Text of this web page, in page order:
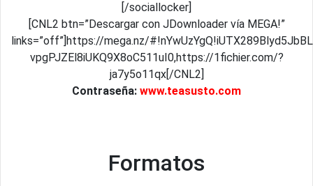
[/sociallocker]
[CNL2 btn=”Descargar con JDownloader vía MEGA!”
links=”off”]https://mega.nz/
vpgPJZEl8iUKQ9X8oC511uI0,https://1fichier.com/?
ja7y5o11qx[/CNL2]
Contraseña: www.teasusto.com
Formatos